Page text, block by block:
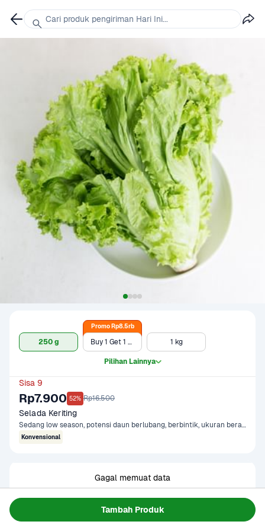
Tambah Produk
250 g Buy 1 Get 1 - 250 gr x 2
Promo Rp8.5rb
1 kg
Pilihan Lainnya
Sisa 9
Rp7.900 52% Rp16.500
Selada Keriting
Sedang low season, potensi daun berlubang, berbintik, ukuran beragam
Konvensional
Gagal memuat data
Cari produk pengiriman Hari Ini...